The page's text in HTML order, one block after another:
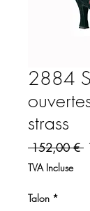
2884
strass
152,00 €
TVA Incluse
Talon *